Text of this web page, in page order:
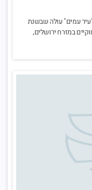
עמים" עולה שבשנת
85 מבנים בלתי חוקיים במזרח ירושלים,